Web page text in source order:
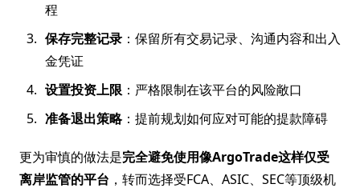
程
保存完整记录 ：保留所有交易记录、沟通内容和出入
金凭证
设置投资上限 ：严格限制在该平台的风险敞口
准备退出策略：提前规划如何应对可能的提款障碍
更为审慎的做法是完全避免使用像ArgoTrade这样仅受
离岸监管的平台 ，转而选择受FCA、ASIC、SEC等顶级机